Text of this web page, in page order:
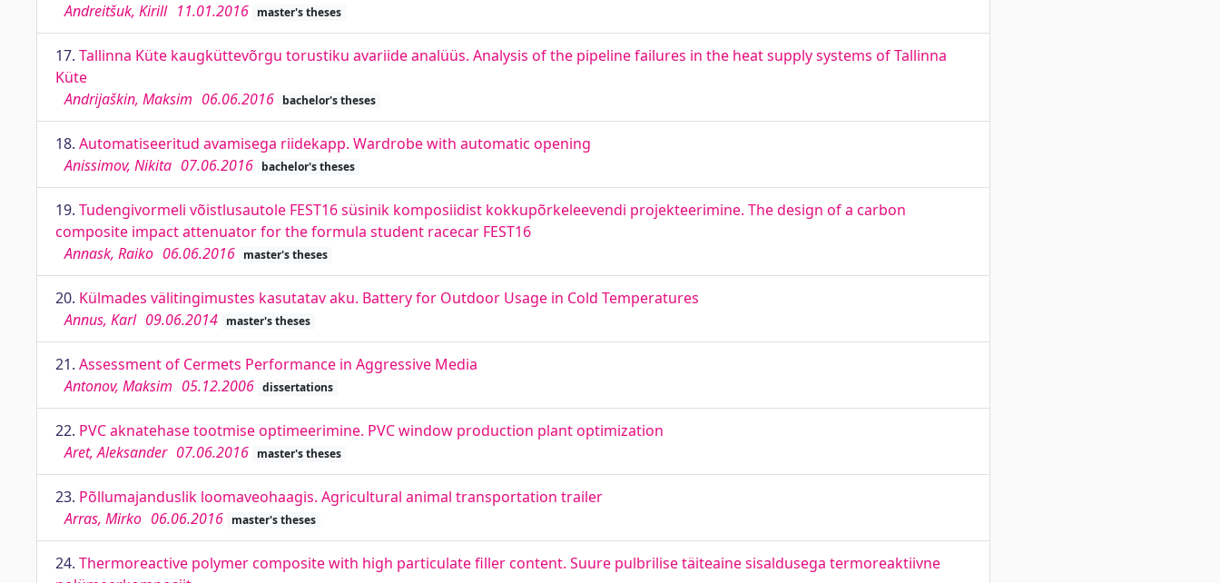
Andreitšuk, Kirill 11.01.2016 master's theses
17. Tallinna Küte kaugküttevõrgu torustiku avariide analüüs. Analysis of the pipeline failures in the heat supply systems of Tallinna
Küte
Andrijaškin, Maksim 06.06.2016 bachelor's theses
18. Automatiseeritud avamisega riidekapp. Wardrobe with automatic opening
Anissimov, Nikita 07.06.2016 bachelor's theses
19. Tudengivormeli võistlusautole FEST16 süsinik komposiidist kokkupõrkeleevendi projekteerimine. The design of a carbon
composite impact attenuator for the formula student racecar FEST16
Annask, Raiko 06.06.2016 master's theses
20. Külmades välitingimustes kasutatav aku. Battery for Outdoor Usage in Cold Temperatures
Annus, Karl 09.06.2014 master's theses
21. Assessment of Cermets Performance in Aggressive Media
Antonov, Maksim 05.12.2006 dissertations
22. PVC aknatehase tootmise optimeerimine. PVC window production plant optimization
Aret, Aleksander 07.06.2016 master's theses
23. Põllumajanduslik loomaveohaagis. Agricultural animal transportation trailer
Arras, Mirko 06.06.2016 master's theses
24. Thermoreactive polymer composite with high particulate filler content. Suure pulbrilise täiteaine sisaldusega termoreaktiivne